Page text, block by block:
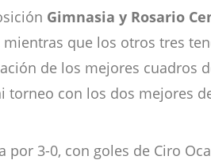
Gimnasia y Rosario
que los otros tres
de los mejores cuadros
con los dos mejores
3-0, con goles de Ciro